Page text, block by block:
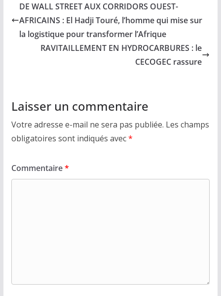
DE WALL STREET AUX CORRIDORS OUEST-
AFRICAINS : El Hadji Touré, l’homme qui mise sur
la logistique pour transformer l’Afrique
RAVITAILLEMENT EN HYDROCARBURES : le
CECOGEC rassure
Laisser un commentaire
Votre adresse e-mail ne sera pas publiée. Les champs
obligatoires sont indiqués avec*
Commentaire*